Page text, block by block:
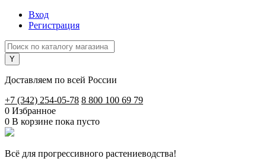
Вход
Регистрация
Доставляем по всей России
+7 (342) 254-05-78 8 800 100 69 79
0 Избранное
0 В корзине пока пусто
Всё для прогрессивного растениеводства!